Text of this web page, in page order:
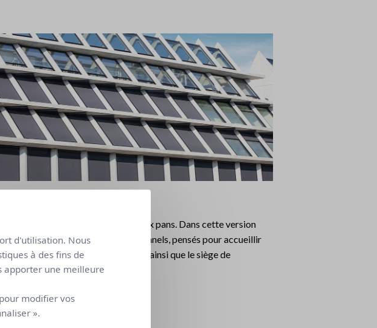
et allongées avec un toit à deux pans. Dans cette version
étages des espaces multifonctionnels, pensés pour accueillir
de réception pour séminaires, ainsi que le siège de
primordiale pour :
d'utilisation. Nous
à des fins de
apporter une meilleure
modifier vos
».